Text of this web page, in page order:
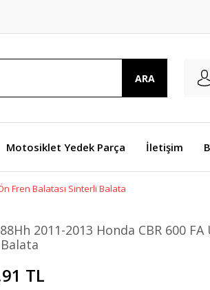
ARA
Motosiklet Yedek Parça İletişim
Fren Balatası Sinterli Balata
2011-2013 Honda CBR 600
TL